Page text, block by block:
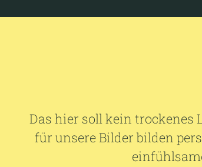
Das hier soll kein trockenes
für unsere Bilder bilden